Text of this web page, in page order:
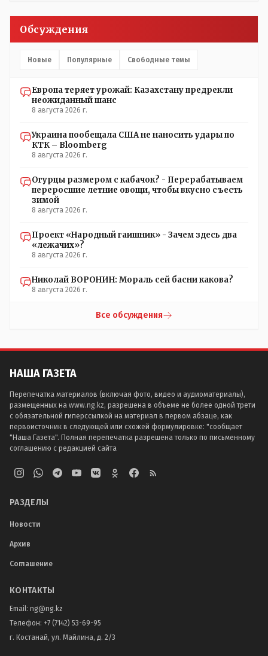
Обсуждения
Новые Популярные Свободные темы
Европа теряет урожай: Казахстану предрекли
неожиданный шанс
8 августа 2026 г.
Украина пообещала США не наносить удары по
КТК – Bloomberg
8 августа 2026 г.
Огурцы размером с кабачок? - Перерабатываем
переросшие летние овощи, чтобы вкусно съесть
зимой
8 августа 2026 г.
Проект «Народный гаишник» - Зачем здесь два
«лежачих»?
8 августа 2026 г.
Николай ВОРОНИН: Мораль сей басни какова?
8 августа 2026 г.
Все обсуждения
НАША ГАЗЕТА
Перепечатка материалов (включая фото, видео и аудиоматериалы),
размещенных на www.ng.kz, разрешена в объеме не более одной трети
с обязательной гиперссылкой на материал в первом абзаце, как
первоисточник в следующей или схожей формулировке: "сообщает
"Наша Газета". Полная перепечатка разрешена только по письменному
соглашению с редакцией сайта
РАЗДЕЛЫ
Новости
Архив
Соглашение
КОНТАКТЫ
Email: ng@ng.kz
Телефон: +7 (7142) 53-69-95
г. Костанай, ул. Майлина, д. 2/3